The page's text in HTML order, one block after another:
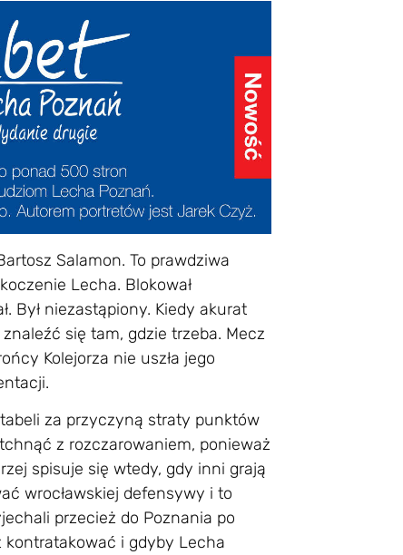
Salamon. To prawdziwa
Lecha. Blokował
Był niezastąpiony. Kiedy akurat
się tam, gdzie trzeba. Mecz
Kolejorza nie uszła jego
za przyczyną straty punktów
z rozczarowaniem, ponieważ
spisuje się wtedy, gdy inni grają
wrocławskiej defensywy i to
przecież do Poznania po
kontratakować i gdyby Lecha